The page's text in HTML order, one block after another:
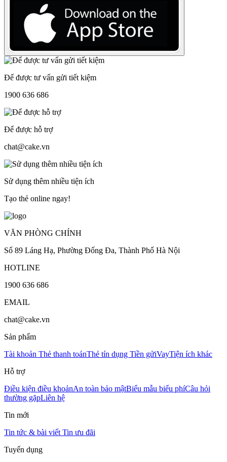
Để được tư vấn gửi tiết kiệm
1900 636 686
Để được hỗ trợ
chat@cake.vn
Sử dụng thêm nhiều tiện ích
Tạo thẻ online ngay!
VĂN PHÒNG CHÍNH
Số 89 Láng Hạ, Phường Đống Đa, Thành Phố Hà Nội
HOTLINE
1900 636 686
EMAIL
chat@cake.vn
Sản phẩm
Tài khoản Thẻ thanh toánThẻ tín dụng Tiền gửiVayTiện ích khác
Hỗ trợ
Điều kiện điều khoảnAn toàn bảo mậtBiểu mẫu biểu phíCâu hỏi
thường gặpLiên hệ
Tin mới
Tin tức & bài viết Tin ưu đãi
Tuyển dụng